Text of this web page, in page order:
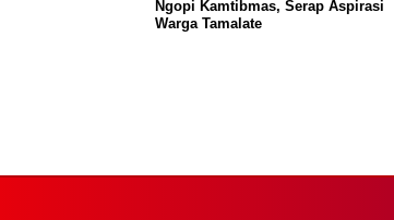
Ngopi Kamtibmas, Serap Aspirasi
Warga Tamalate